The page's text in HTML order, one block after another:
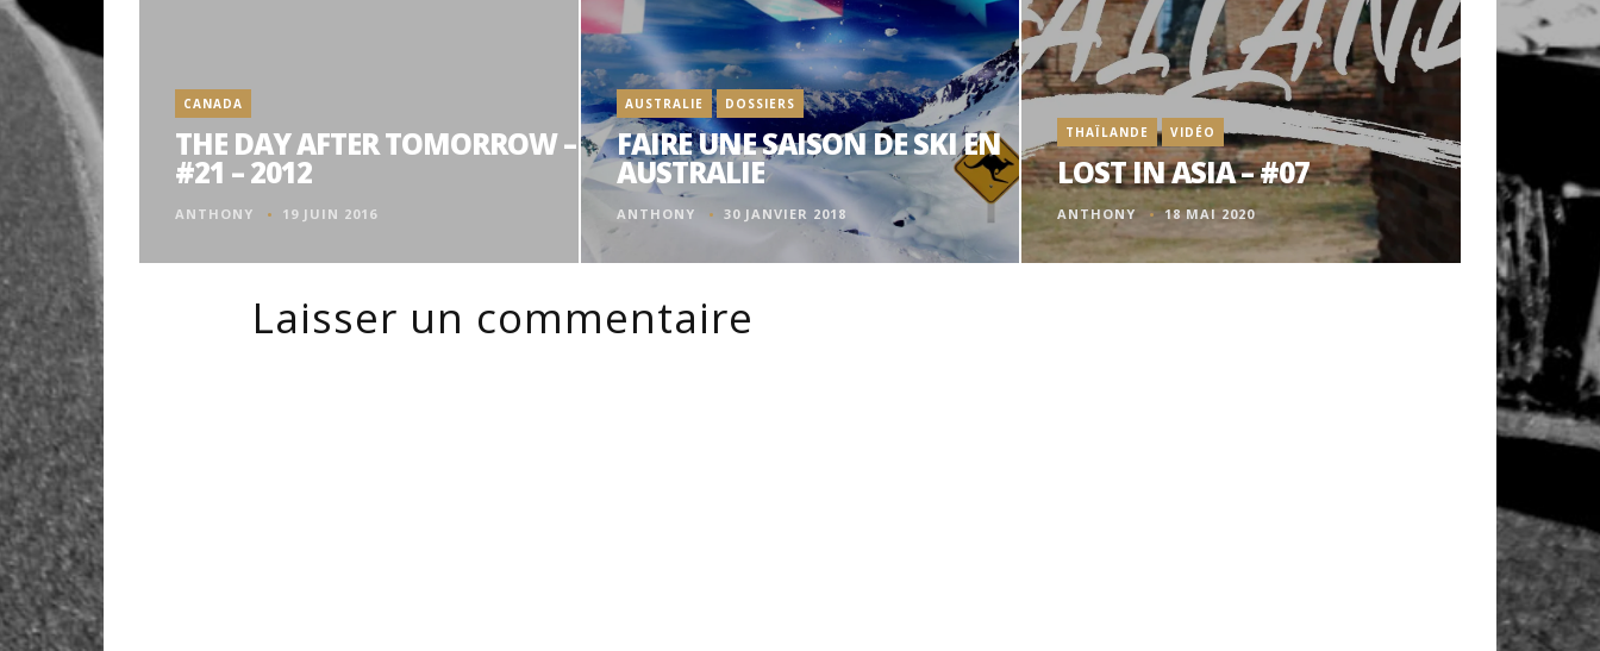
CANADA
THE DAY AFTER TOMORROW –
#21 – 2012
ANTHONY 19 JUIN 2016
AUSTRALIE DOSSIERS
FAIRE UNE SAISON DE SKI EN
AUSTRALIE
ANTHONY 30 JANVIER 2018
THAÏLANDE VIDÉO
LOST IN ASIA – #07
ANTHONY 18 MAI 2020
Laisser un commentaire